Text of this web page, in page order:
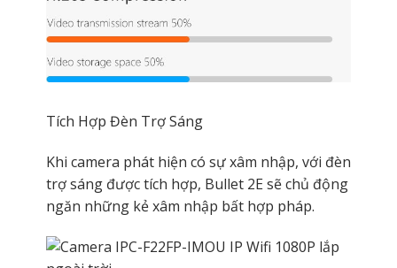
Tích Hợp Đèn Trợ Sáng
Khi camera phát hiện có sự xâm nhập, với đèn
trợ sáng được tích hợp, Bullet 2E sẽ chủ động
ngăn những kẻ xâm nhập bất hợp pháp.